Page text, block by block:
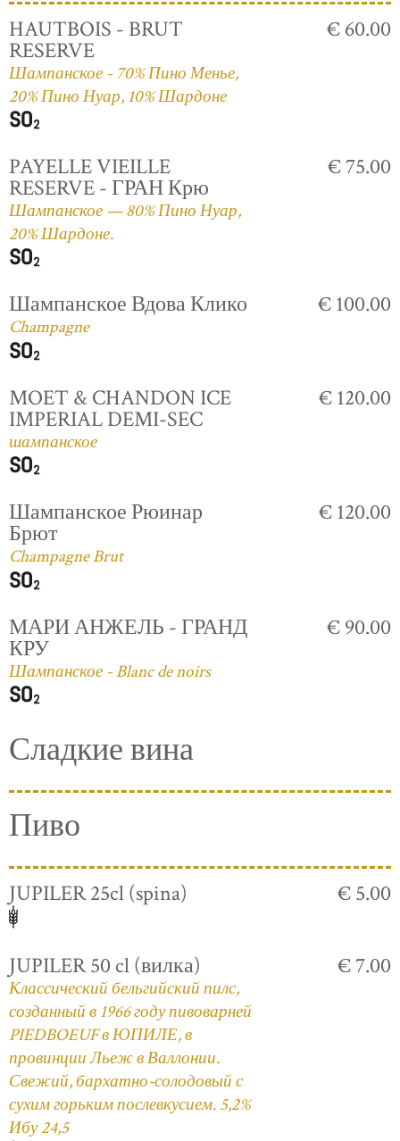
HAUTBOIS - BRUT
RESERVE
Шампанское - 70% Пино Менье,
20% Пино Нуар, 10% Шардоне
€ 60.00
PAYELLE VIEILLE
RESERVE - ГРАН Крю
Шампанское — 80% Пино Нуар,
20% Шардоне.
€ 75.00
Шампанское Вдова Клико
Champagne
€ 100.00
MOET & CHANDON ICE
IMPERIAL DEMI-SEC
шампанское
€ 120.00
Шампанское Рюинар
Брют
Champagne Brut
€ 120.00
МАРИ АНЖЕЛЬ - ГРАНД
КРУ
Шампанское - Blanc de noirs
€ 90.00
Сладкие вина
Пиво
JUPILER 25cl (spina) € 5.00
JUPILER 50 cl (вилка)
Классический бельгийский пилс,
созданный в 1966 году пивоварней
PIEDBOEUF в ЮПИЛЕ, в
провинции Льеж в Валлонии.
Свежий, бархатно-солодовый с
сухим горьким послевкусием. 5,2%
Ибу 24,5
€ 7.00